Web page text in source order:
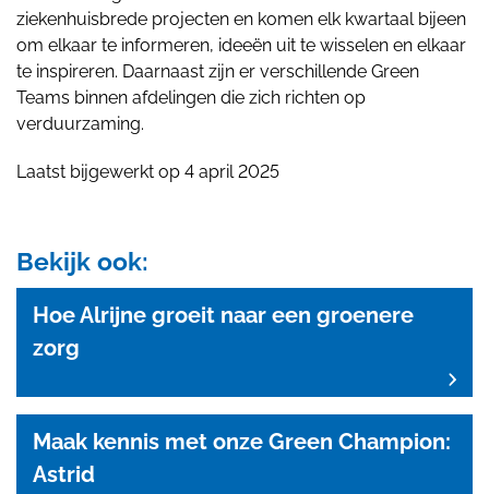
ziekenhuisbrede projecten en komen elk kwartaal bijeen
om elkaar te informeren, ideeën uit te wisselen en elkaar
te inspireren. Daarnaast zijn er verschillende Green
Teams binnen afdelingen die zich richten op
verduurzaming.
Laatst bijgewerkt op 4 april 2025
Bekijk ook:
Hoe Alrijne groeit naar een groenere
zorg
Maak kennis met onze Green Champion:
Astrid